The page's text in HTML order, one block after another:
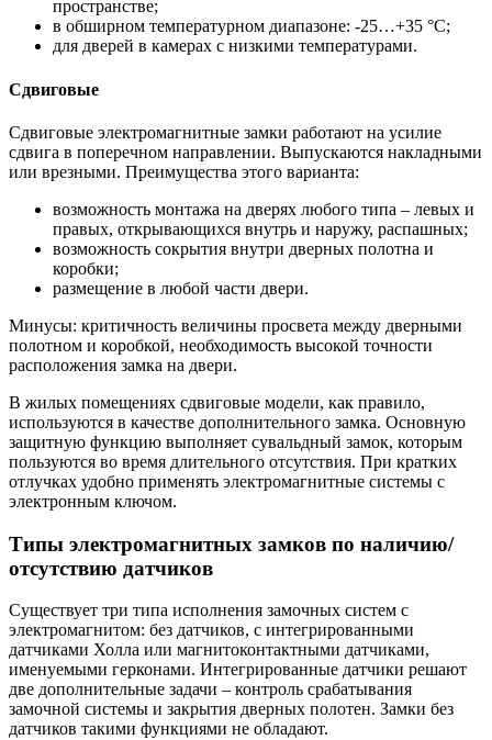
пространстве;
в обширном температурном диапазоне: -25…+35 °C;
для дверей в камерах с низкими температурами.
Сдвиговые
Сдвиговые электромагнитные замки работают на усилие
сдвига в поперечном направлении. Выпускаются накладными
или врезными. Преимущества этого варианта:
возможность монтажа на дверях любого типа – левых и
правых, открывающихся внутрь и наружу, распашных;
возможность сокрытия внутри дверных полотна и
коробки;
размещение в любой части двери.
Минусы: критичность величины просвета между дверными
полотном и коробкой, необходимость высокой точности
расположения замка на двери.
В жилых помещениях сдвиговые модели, как правило,
используются в качестве дополнительного замка. Основную
защитную функцию выполняет сувальдный замок, которым
пользуются во время длительного отсутствия. При кратких
отлучках удобно применять электромагнитные системы с
электронным ключом.
Типы электромагнитных замков по наличию/
отсутствию датчиков
Существует три типа исполнения замочных систем с
электромагнитом: без датчиков, с интегрированными
датчиками Холла или магнитоконтактными датчиками,
именуемыми герконами. Интегрированные датчики решают
две дополнительные задачи – контроль срабатывания
замочной системы и закрытия дверных полотен. Замки без
датчиков такими функциями не обладают.